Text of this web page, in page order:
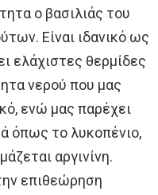
ο βασιλιάς του
Είναι ιδανικό ως
ελάχιστες θερμίδες
νερού που μας
ενώ μας παρέχει
όπως το λυκοπένιο,
αργινίνη.
επιθεώρηση